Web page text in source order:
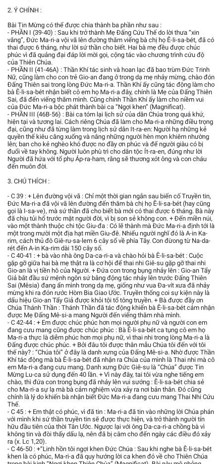
2. Ý CHÍNH :
Bài Tin Mừng có thể được chia thành ba phần như sau :
- PHẦN I (39-40) : Sau khi trở thành Mẹ Đấng Cứu Thế do lời thưa “xin
vâng”, Đức Ma-ri-a vội vã lên đường thăm viếng bà chị họ Ê-li-sa-bét, đã có
thai được 6 tháng, như lời sứ thần cho biết. Hai bà mẹ đều được chúc
phúc vì đã quảng đại đáp lời mời gọi, cộng tác vào chương trình cứu độ
của Thiên Chúa.
- PHẦN II (41-46A) : Thần Khí tác sinh và hoan lạc đã bao trùm Đức Trinh
Nữ, cũng làm cho con trẻ Gio-an đang ở trong dạ mẹ nhảy mừng, chào đón
Đấng Thiên sai trong lòng Đức Ma-ri-a. Thần Khí ấy cũng tác động làm cho
bà Ê-li-sa-bét nhận biết cô em họ Ma-ri-a đây, chính là Mẹ của Đấng Thiên
Sai, đã đến viếng thăm mình. Cũng chính Thần Khí ấy làm cho niềm vui
của Đức Ma-ri-a bộc phát thành bài ca “Ngợi khen” (Magnificat).
- PHẦN III (46B-56) : Bài ca tóm lại lịch sử của dân Chúa trong quá khứ,
hiện tại và tương lai. Cách riêng Chúa đã làm cho Ma-ri-a những điều trọng
đại, cũng như đã từng làm trong lịch sử dân It-ra-en: Người hạ những kẻ
quyền thế kiêu căng xuống và nâng những người hèn mọn khiêm nhường
lên; ban cho kẻ nghèo khó được no đầy ơn phúc và để người giàu có bị
đuổi về tay không. Người luôn phù trì cho dân tộc Ít-ra-en, đúng như lời
Người đã hứa với tổ phụ Áp-ra-ham, rằng sẽ thương xót ông và con cháu
đến muôn đời.
3. CHÚ THÍCH :
- C 39 : + Lên đường vội vã : Chỉ một thời gian ngắn sau biến cố Truyền tin,
Đức Ma-ri-a đã vội vã lên đường đến thăm bà chị họ Ê-li-sa-bét (hay cũng
gọi là I-sa-ve), mà sứ thần đã cho biết bà mới có thai được 6 tháng. Bà này
đã chịu tủi hổ trước mặt người đời, vì bị son sẻ không con. + Đến miền núi,
vào một thành thuộc chi tộc Giu-đa : Có lẽ thành mà Đức Ma-ri-a định tới là
một trong mười một địa hạt miền Giu-đê. Nhiếu người nghĩ đó là A-in Ka-
rim, cách thủ đô Giê-ru-sa-lem 6 cây số về phía Tây. Con đừong từ Na-da-
rét đến A-in Ka-rim dài 150 cây số.
- C 40-41 : + bà vào nhà ông Da-ca-ri-a và chào hỏi bà Ê-li-sa-bét : Cuộc
gặp gỡ giữa hai bà mẹ thật ra là cơ hội để thai nhi Giê-su gặp gỡ thai nhi
Gio-an là vị tiền hô của Người. + Đứa con trong bụng nhảy lên : Gio-an Tẩy
Giả bắt đầu sứ mệnh ngôn sứ bằng động tác nhảy lên trước Đấng Thiên
Sai (Mêsia) đang ẩn mình trong dạ mẹ, giống như vua Đa-vít xưa đã nhảy
mừng khi ra đón rước Hòm Bia Giao Ước. Truyền thống coi sự kiện này là
dấu hiệu Gio-an Tẩy Giả được khỏi tội tổ tông truyền. + Bà được đầy ơn
Chúa Thánh Thần : Thánh Thần đã tác động khiến bà Ê-li-sa-bét cảm nhận
được Mẹ Đấng Mê-si-a mang Người đến viếng thăm nhà mình.
- C 42-44 : + Em được chúc phúc hơn mọi người phụ nữ và người con em
đang cưu mang cũng được chúc phúc : Bà Ê-li-sa-bét ca tụng cô em họ
Ma-ri-a thực là diễm phúc hơn mọi phụ nữ, vì thai nhi trong lòng Ma-ri-a là
Đấng được chúc phúc. + Bởi đâu tôi được thân mẫu Chúa tôi đến với tôi
thế này? : “Chúa tôi” ở đây là danh xưng của Đấng Mê-si-a. Nhờ được Thần
Khí tác động mà bà Ê-li-sa-bét đã nhận ra Chúa của mình là Thai nhi mà cô
em Ma-ri-a đang cưu mang. Danh xưng Đức Giê-su là “Chúa” được Tin
Mừng Lu-ca sử dụng đến 40 lần. + Vì này đây, tai tôi vừa nghe tiếng em
chào, thì đứa con trong bụng đã nhảy lên vui sướng : Ê-li-sa-bét chia sẻ
cho Ma-ri-a sự lạ mà bà cảm nghiệm vừa xảy ra nơi bản thân. Đó cũng
chính là lý do khiến bà nhận biết Đức Ma-ri-a đang cưu mang Thai Nhi Cứu
Thế.
- C 45 : + Em thật có phúc, vì đã tin : Ma-ri-a đã tin vào những lời Chúa phán
với mình khi sứ thần truyền tin sẽ được thực hiện, và trở thành người tín
hữu đầu tiên của thời Tân Ước. Ngược lại với ông Da-ca-ri-a chồng bà vì
không tin và đòi thấy dấu lạ, nên đã bị câm cho đến ngày các điều đó xảy
ra (x. Lc 1,20).
- C 46-50 : +“Linh hồn tôi ngợi khen Đức Chúa : Sau khi nghe bà Ê-li-sa-bét
khen là có phúc, Ma-ri-a đã quy hướng lời ca khen đó về cho Thiên Chúa